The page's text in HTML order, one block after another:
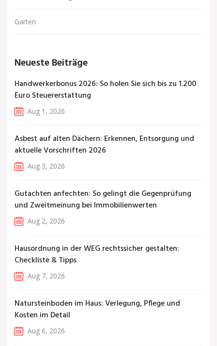
Garten
Neueste Beiträge
Handwerkerbonus 2026: So holen Sie sich bis zu 1.200
Euro Steuererstattung
Aug 1, 2026
Asbest auf alten Dächern: Erkennen, Entsorgung und
aktuelle Vorschriften 2026
Aug 3, 2026
Gutachten anfechten: So gelingt die Gegenprüfung
und Zweitmeinung bei Immobilienwerten
Aug 2, 2026
Hausordnung in der WEG rechtssicher gestalten:
Checkliste & Tipps
Aug 7, 2026
Natursteinboden im Haus: Verlegung, Pflege und
Kosten im Detail
Aug 6, 2026